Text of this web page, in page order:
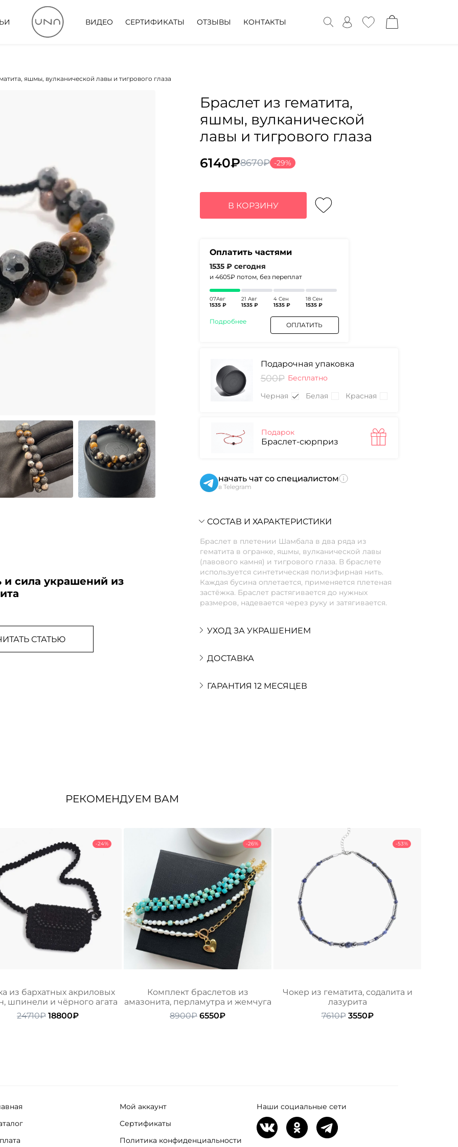
ВИДЕО СЕРТИФИКАТЫ ОТЗЫВЫ КОНТАКТЫ
яшмы, вулканической лавы и тигрового глаза
и сила украшений из
СТАТЬЮ
Браслет из гематита,
яшмы, вулканической
лавы и тигрового глаза
8670₽
Первоначальная
составляла
8670₽.
6140₽
Текущая
6140₽.
-29%
В КОРЗИНУ
Оплатить частями
1535 ₽ сегодня
и 4605₽ потом, без переплат
07Авг
1535 ₽
21 Авг
1535 ₽
4 Сен
1535 ₽
18 Сен
1535 ₽
Подробнее ОПЛАТИТЬ
Подарочная упаковка
500₽ Бесплатно
Черная
Белая Красная
Подарок
Браслет-сюрприз
начать чат со специалистом
в Telegram
СОСТАВ И ХАРАКТЕРИСТИКИ
Браслет в плетении Шамбала в два ряда из
гематита в огранке, яшмы, вулканической лавы
(лавового камня) и тигрового глаза. В браслете
используется синтетическая полиэфирная нить.
Каждая бусина оплетается, применяется плетеная
застёжка. Браслет растягивается до нужных
размеров, надевается через руку и затягивается.
УХОД ЗА УКРАШЕНИЕМ
ДОСТАВКА
ГАРАНТИЯ 12 МЕСЯЦЕВ
РЕКОМЕНДУЕМ ВАМ
-24%
из бархатных акриловых
шпинели и чёрного агата
24710₽ Первоначальная
18800₽Текущая
-26%
Комплект браслетов из
амазонита, перламутра и жемчуга
8900₽ Первоначальная
6550₽Текущая
-53%
Чокер из гематита, содалита и
лазурита
7610₽ Первоначальная
3550₽Текущая
Мой аккаунт
Сертификаты
Политика конфиденциальности
Наши социальные сети